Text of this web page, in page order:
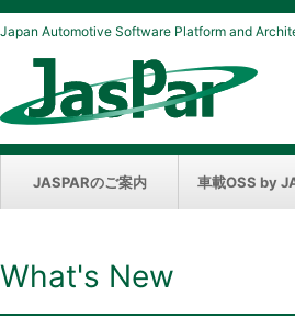
Japan Automotive Software Platform and
JASPARのご案内 車載OSS by
What's New